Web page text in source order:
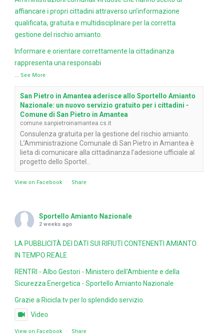
affiancare i propri cittadini attraverso un’informazione
qualificata, gratuita e multidisciplinare per la corretta
gestione del rischio amianto.
Informare e orientare correttamente la cittadinanza
rappresenta una responsabi
See More
San Pietro in Amantea aderisce allo Sportello Amianto
Nazionale: un nuovo servizio gratuito per i cittadini -
Comune di San Pietro in Amantea
comune.sanpietroinamantea.cs.it
Consulenza gratuita per la gestione del rischio amianto.
L’Amministrazione Comunale di San Pietro in Amantea è
lieta di comunicare alla cittadinanza l’adesione ufficiale al
progetto dello Sportel...
View on Facebook · Share
Sportello Amianto Nazionale
2 weeks ago
LA PUBBLICITÀ DEI DATI SUI RIFIUTI CONTENENTI AMIANTO
IN TEMPO REALE
RENTRI - Albo Gestori - Ministero dell'Ambiente e della
Sicurezza Energetica - Sportello Amianto Nazionale
Grazie a Ricicla.tv per lo splendido servizio.
Video
View on Facebook · Share